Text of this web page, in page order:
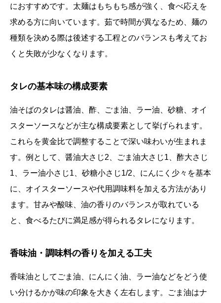
におすすめです。太麺はもちもち感が強く、食べ応えを
求める方に向いています。茹で時間が異なるため、麺の
種類を決める際は後述する工程とのバランスも考えてお
くと失敗が少なくなります。
タレの基本味の構成要素
油そばのタレは醤油、酢、ごま油、ラー油、砂糖、オイ
スターソースなどが主な構成要素として挙げられます。
これらを黄金比で調整することで深い味わいが生まれま
す。例として、醤油大さじ2、ごま油大さじ1、酢大さじ
1、ラー油小さじ1、砂糖小さじ1/2、にんにく少々を基本
に、オイスターソースや代用調味料を加える方法があり
ます。甘みや酸味、油の香りのバランスが取れている
と、食べるたびに満足感が得られるタレになります。
香味油・調味料の香りを加える工夫
香味油としてごま油、にんにく油、ラー油などをどう使
い分けるかが味の印象を大きく左右します。ごま油はナ